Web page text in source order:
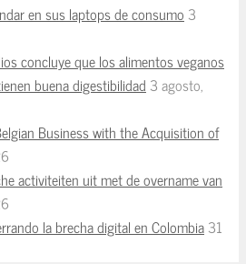
en sus laptops de consumo 3
concluye que los alimentos veganos
buena digestibilidad 3 agosto,
Business with the Acquisition of
activiteiten uit met de overname van
la brecha digital en Colombia31